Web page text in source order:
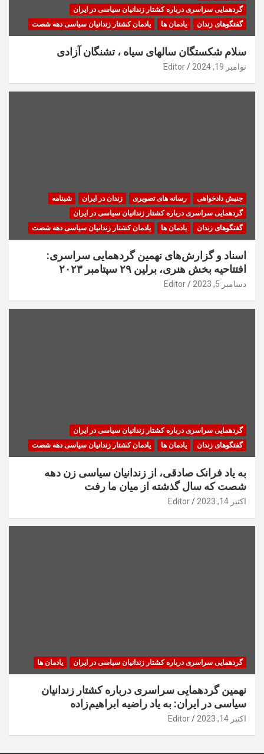
گردهمایی سراسری درباره کشتار زندانیان سیاسی در ایران
گفتگوهای زندان
یادمان ها یادمان کشتار زندانیان سیاسی دهه شصت
سلام شکستگان سالهای سیاه ، تشنگان آزادی
نوامبر 19, 2024 Editor
جنبش دادخواهی رسانه های تصویری زندان در ایران
شبنامه
گردهمایی سراسری درباره کشتار زندانیان سیاسی در ایران
گفتگوهای زندان
یادمان ها یادمان کشتار زندانیان سیاسی دهه شصت
اسناد و گزارش‌های نهمین گردهمایی سراسری:
افتتاحیه بخش هنری، برلین ۲۹ سپتامبر ۲۰۲۳
دسامبر 5, 2023 Editor
گردهمایی سراسری درباره کشتار زندانیان سیاسی در ایران
گفتگوهای زندان
یادمان ها یادمان کشتار زندانیان سیاسی دهه شصت
به یاد فرانک صادقی، از زندانیان سیاسی زن دهه
شصت که سال گذشته از میان ما رفت
اکتبر 14, 2023 Editor
گردهمایی سراسری درباره کشتار زندانیان سیاسی در ایران یادمان ها
نهمین گردهمایی سراسری درباره کشتار زندانیان
سیاسی در ایران: به یاد راضیه ابراهیم‌زاده
اکتبر 14, 2023 Editor